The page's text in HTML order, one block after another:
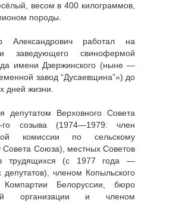
весом в 400 килограммов,
породы.
Александрович работал на
заведующего свинофермой
имени Дзержинского (ныне —
завод “Дусаевщина”») до
дней жизни.
депутатом Верховного Совета
созыва (1974—1979: член
комиссии по сельскому
Совета Союза), местных Советов
трудящихся (с 1977 года —
депутатов), членом Копыльского
Компартии Белоруссии, бюро
организации и членом